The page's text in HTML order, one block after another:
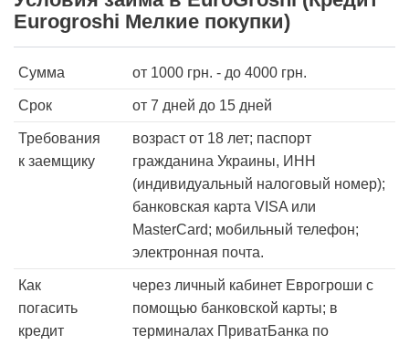
Eurogroshi Мелкие покупки)
Сумма от 1000 грн. - до 4000 грн.
Срок от 7 дней до 15 дней
Требования
к заемщику
возраст от 18 лет; паспорт
гражданина Украины, ИНН
(индивидуальный налоговый номер);
банковская карта VISA или
MasterCard; мобильный телефон;
электронная почта.
Как
погасить
кредит
через личный кабинет Еврогроши с
помощью банковской карты; в
терминалах ПриватБанка по